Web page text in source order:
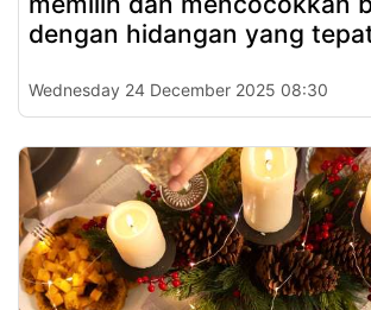
dengan hidangan yang
Wednesday 24 December 2025 08:30